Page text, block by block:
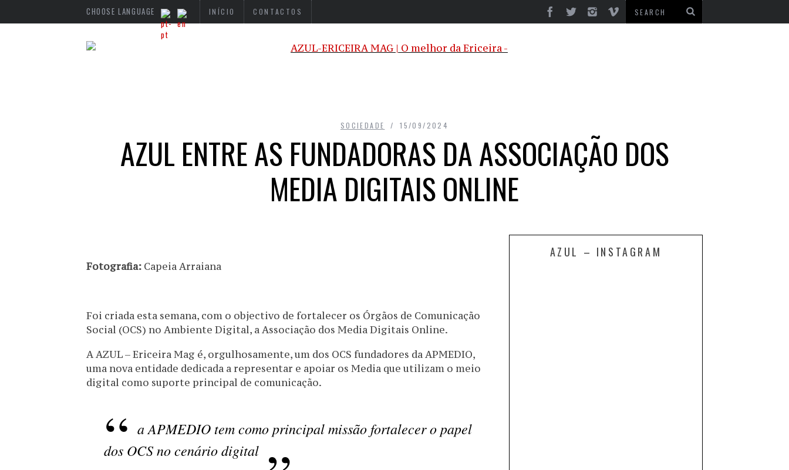
CHOOSE LANGUAGE INÍCIO CONTACTOS
SOCIEDADE 15/09/2024
AZUL ENTRE AS FUNDADORAS DA ASSOCIAÇÃO DOS
MEDIA DIGITAIS ONLINE
Fotografia: Capeia Arraiana
Foi criada esta semana, com o objectivo de fortalecer os Órgãos de Comunicação
Social (OCS) no Ambiente Digital, a Associação dos Media Digitais Online.
A AZUL – Ericeira Mag é, orgulhosamente, um dos OCS fundadores da APMEDIO,
uma nova entidade dedicada a representar e apoiar os Media que utilizam o meio
digital como suporte principal de comunicação.
a APMEDIO tem como principal missão fortalecer o papel
dos OCS no cenário digital
AZUL – INSTAGRAM